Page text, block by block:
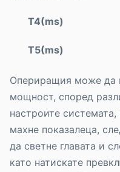
Т4(ms)
Т5(ms)
Опериращия може да
мощност, според
настроите системата,
махне показалеца,
да светне главата и
като натискате